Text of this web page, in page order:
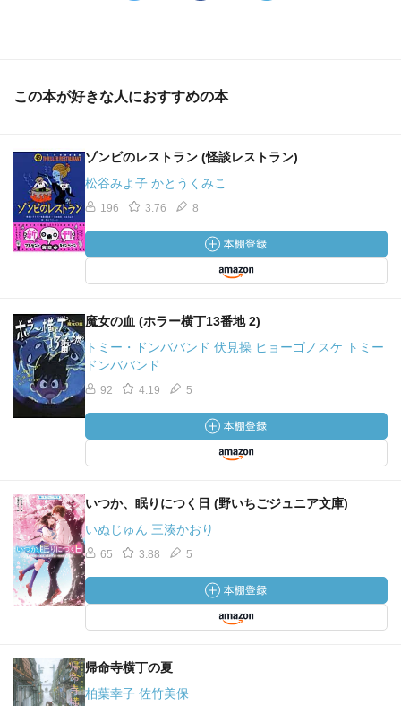
この本が好きな人におすすめの本
ゾンビのレストラン (怪談レストラン)
松谷みよ子 かとうくみこ
196 3.76 8
魔女の血 (ホラー横丁13番地 2)
トミー・ドンババンド 伏見操 ヒョーゴノスケ トミー
ドンババンド
92 4.19 5
いつか、眠りにつく日 (野いちごジュニア文庫)
いぬじゅん 三湊かおり
65 3.88 5
帰命寺横丁の夏
柏葉幸子 佐竹美保